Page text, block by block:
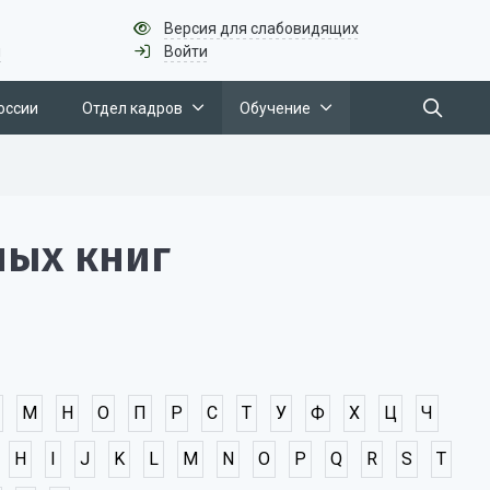
Версия для слабовидящих
Войти
Отдел кадров Обучение
книг
М Н О П Р С Т У Ф Х Ц Ч
H I J K L M N O P Q R S T